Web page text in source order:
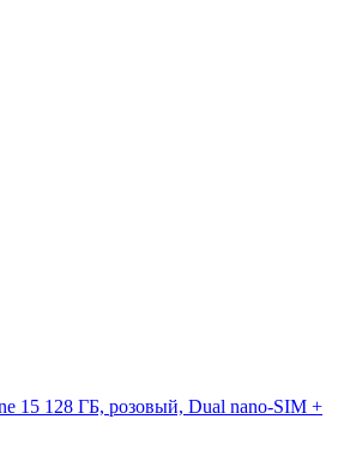
15 128 ГБ, розовый, Dual nano-SIM +